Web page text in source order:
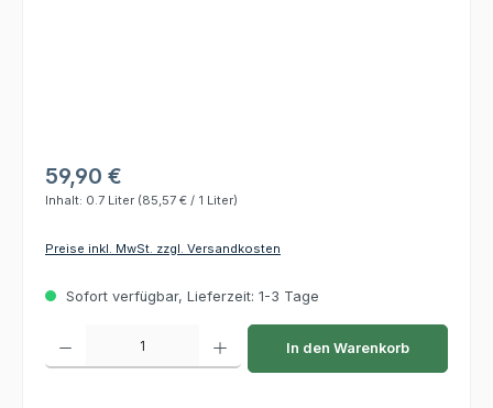
59,90 €
Inhalt: 0.7 Liter (85,57 € / 1 Liter)
Preise inkl. MwSt. zzgl. Versandkosten
Sofort verfügbar, Lieferzeit: 1-3 Tage
Produkt Anzahl: Gib den gewünschten Wert ein oder benutze die Schaltflächen um
In den Warenkorb